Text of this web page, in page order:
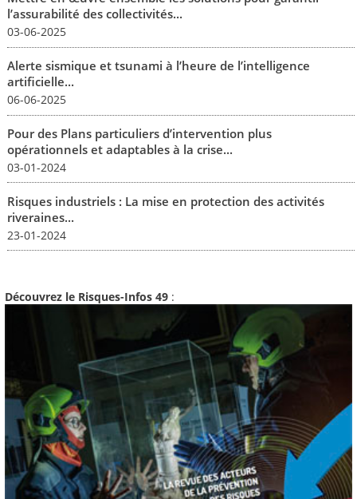
l’assurabilité des collectivités...
03-06-2025
Alerte sismique et tsunami à l’heure de l’intelligence
artificielle...
06-06-2025
Pour des Plans particuliers d’intervention plus
opérationnels et adaptables à la crise...
03-01-2024
Risques industriels : La mise en protection des activités
riveraines...
23-01-2024
Découvrez le Risques-Infos 49 :